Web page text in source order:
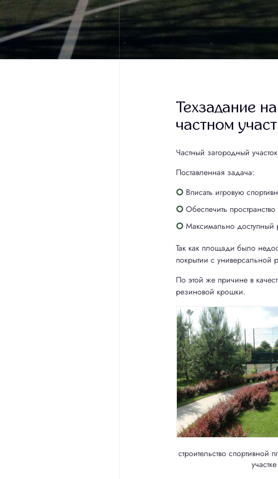
Техзадание
частном
Частный загородный
Поставленная задача:
Вписать игровую
Обеспечить
Максимально доступный
Так как площади было
покрытии с универсальной
По этой же причине в
резиновой крошки.
строительство спортивной
участке
Соглашаюсь
Соглашаюсь